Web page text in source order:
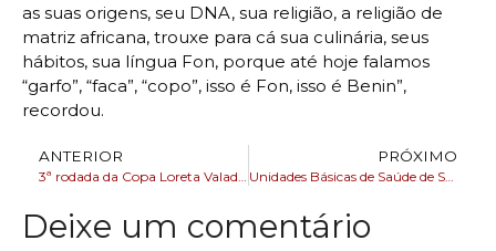
as suas origens, seu DNA, sua religião, a religião de
matriz africana, trouxe para cá sua culinária, seus
hábitos, sua língua Fon, porque até hoje falamos
“garfo”, “faca”, “copo”, isso é Fon, isso é Benin”,
recordou.
ANTERIOR PRÓXIMO
Unidades Básicas de Saúde de Salvador realizam mais de 1,1 milhão de atendimentos em 10 meses de 2024
Deixe um comentário